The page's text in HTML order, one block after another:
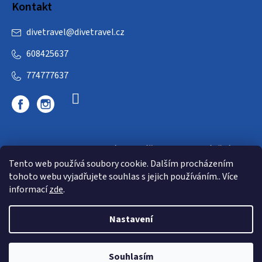
Tento web používá soubory cookie. Dalším procházením
tohoto webu vyjadřujete souhlas s jejich používáním.. Více
informacízde.
Nastavení
Souhlasím
Kontakt
divetravel@divetravel.cz
608425637
774777637
DIVETRAVEL - cestovní kancelář - cesty za potápěním
Shoptet |mime digital
Copyright 2026E-dive. Všechna práva vyhrazena.